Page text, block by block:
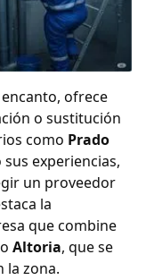
ofrece
o sustitución
como Prado
experiencias,
un proveedor
la
que combine
Altoria, que se
la zona.